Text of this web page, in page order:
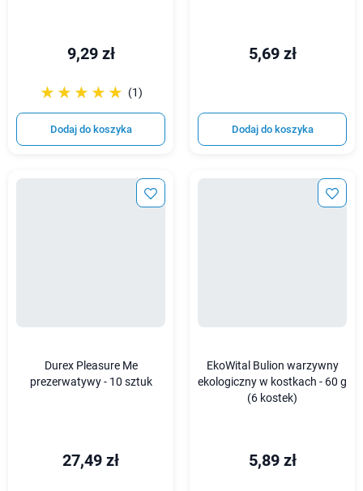
9,29 zł
☆☆☆☆☆
★★★★★ (1)
Dodaj do koszyka
5,69 zł
Dodaj do koszyka
Durex Pleasure Me
prezerwatywy - 10 sztuk
27,49 zł
EkoWital Bulion warzywny
ekologiczny w kostkach - 60 g
(6 kostek)
5,89 zł